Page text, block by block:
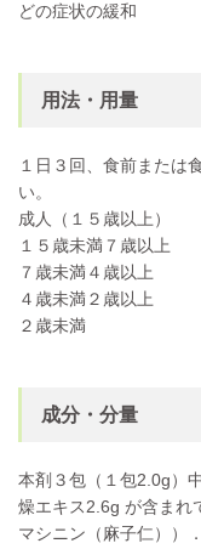
どの症状の緩和
用法・用量
１日３回、食前または
い。
成人（１５歳以上
１５歳未満７歳以上
７歳未満４歳以上
４歳未満２歳以上
２歳未満 １回
成分・分量
本剤３包（１包2.0g）
燥エキス2.6g が含まれ
マシニン（麻子仁））